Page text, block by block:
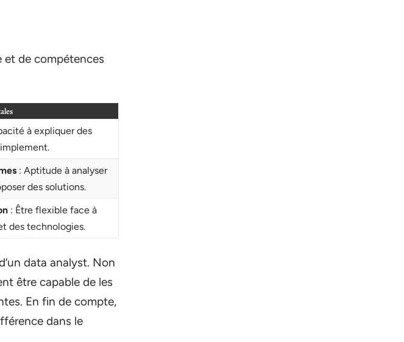
et de compétences
à expliquer des
: Aptitude à analyser
des solutions.
: Être flexible face à
des technologies.
data analyst. Non
être capable de les
En fin de compte,
dans le